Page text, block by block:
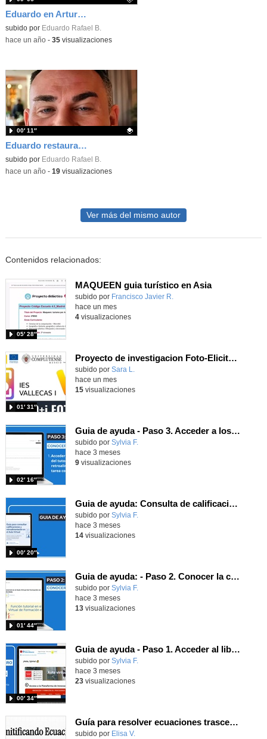
Eduardo en Arturo Soria
Contenido educativo.
subido por Eduardo Rafael B.
-hace un año- 35visualizaciones
Eduardo restaurante video RunwayML
Contenido educativo.
subido por Eduardo Rafael B.
00′ 11″
-hace un año- 19visualizaciones
Ver más del mismo autor
Contenidos relacionados:
MAQUEEN guia turístico en Asia
Contenido educativo.
subido por Francisco Javier R.
05′ 28″
hace un mes
4visualizaciones
Proyecto de investigacion Foto-Elicitación IES VALLECAS I - Universidad Complutense de Madrid
Contenido educativo.
subido por Sara L.
01′ 31″
hace un mes
15visualizaciones
Guia de ayuda - Paso 3. Acceder a los comentarios de las tareas y a los comentarios de retroalimentación.
subido por Sylvia F.
02′ 16″
hace 3 meses
9visualizaciones
Guia de ayuda: Consulta de calificaciones y retroalimentación
subido por Sylvia F.
00′ 20″
hace 3 meses
14visualizaciones
Guia de ayuda: - Paso 2. Conocer la calificación
subido por Sylvia F.
01′ 44″
hace 3 meses
13visualizaciones
Guia de ayuda - Paso 1. Acceder al libro de calificaciones
subido por Sylvia F.
00′ 34″
hace 3 meses
23visualizaciones
Guía para resolver ecuaciones trascendentes y SL (4º ESO)
Contenido educativo.
subido por Elisa V.